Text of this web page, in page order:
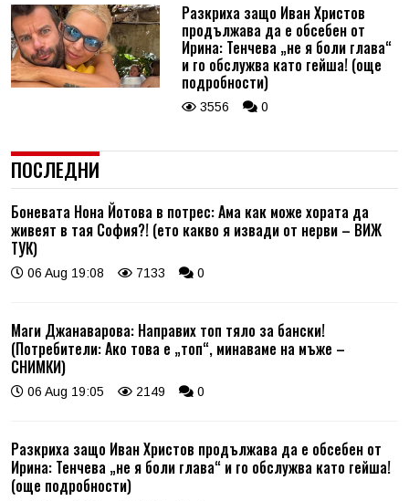
Разкриха защо Иван Христов
продължава да е обсебен от
Ирина: Тенчева „не я боли глава“
и го обслужва като гейша! (още
подробности)
3556 0
ПОСЛЕДНИ
Боневата Нона Йотова в потрес: Ама как може хората да
живеят в тая София?! (ето какво я извади от нерви – ВИЖ
ТУК)
06 Aug 19:08 7133 0
Маги Джанаварова: Направих топ тяло за бански!
(Потребители: Ако това е „топ“, минаваме на мъже –
СНИМКИ)
06 Aug 19:05 2149 0
Разкриха защо Иван Христов продължава да е обсебен от
Ирина: Тенчева „не я боли глава“ и го обслужва като гейша!
(още подробности)